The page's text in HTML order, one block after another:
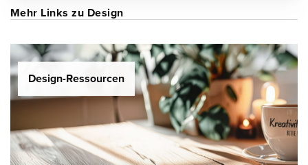
Mehr Links zu Design
Design-Ressourcen